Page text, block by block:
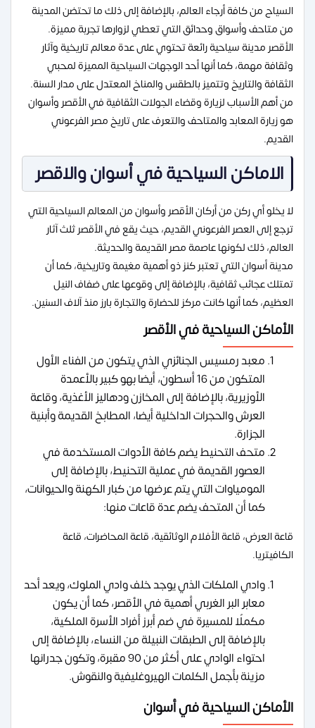
السياح من كافة أرجاء العالم، بالإضافة إلى ذلك ما تحتضن المدينة
من متاحف وأسواق وحدائق التي تعطي لزوارها تجربة مميزة.
الأقصر مدينة سياحية رائعة تحتوي على عدة معالم تاريخية وآثار
وثقافة مهمة، كما أنها أحد الوجهات السياحية المميزة لمحبي
الثقافة والتاريخ وتتميز بالطقس والمناخ المعتدل على مدار السنة.
من أهم الأسباب لزيارة وقضاء الجولات الثقافية في الأقصر وأسوان
هو زيارة المعابد والمتاحف والتعرف على تاريخ مصر الفرعوني
القديم.
الاماكن السياحية في أسوان والاقصر
لا يخلو أي ركن من أركان الأقصر وأسوان من المعالم السياحية التي
ترجع إلى العصر الفرعوني القديم، حيث يقع في الأقصر ثلث آثار
العالم، ذلك لكونها عاصمة مصر القديمة والحديثة.
مدينة أسوان التي تعتبر كنز ذو أهمية مغيمة وتاريخية، كما أن
تمتلك عجائب ثقافية، بالإضافة إلى وقوعها على ضفاف النيل
العظيم، كما أنها كانت مركز للحضارة والتجارة بارز منذ آلاف السنين.
الأماكن السياحية في الأقصر
معبد رمسيس الجنائزي الذي يتكون من الفناء الأول
المتكون من 16 أسطون، أيضا بهو كبير بالأعمدة
الأوزيرية، بالإضافة إلى المخازن ودهاليز الأغذية، وقاعة
العرش والحجرات الداخلية أيضا، المطابخ القديمة وأبنية
الجزارة.
متحف التحنيط يضم كافة الأدوات المستخدمة في
العصور القديمة في عملية التحنيط، بالإضافة إلى
المومياوات التي يتم عرضها من كبار الكهنة والحيوانات،
كما أن المتحف يضم عدة قاعات منها:
قاعة العرض، قاعة الأفلام الوثائقية، قاعة المحاضرات، قاعة
الكافيتريا.
وادي الملكات الذي يوجد خلف وادي الملوك، ويعد أحد
معابر البر الغربي أهمية في الأقصر، كما أن يكون
مكملًا للمسيرة في ضم أبرز أفراد الأسرة الملكية،
بالإضافة إلى الطبقات النبيلة من النساء، بالإضافة إلى
احتواء الوادي على أكثر من 90 مقبرة، وتكون جدرانها
مزينة بأجمل الكلمات الهيروغليفية والنقوش.
الأماكن السياحية في أسوان